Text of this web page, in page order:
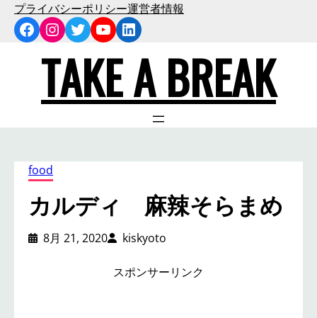
プライバシーポリシー運営者情報
Facebook
Instagram
Twitter
YouTube
LinkedIn
TAKE A BREAK
food
カルディ 麻辣そらまめ
8月 21, 2020 kiskyoto
スポンサーリンク